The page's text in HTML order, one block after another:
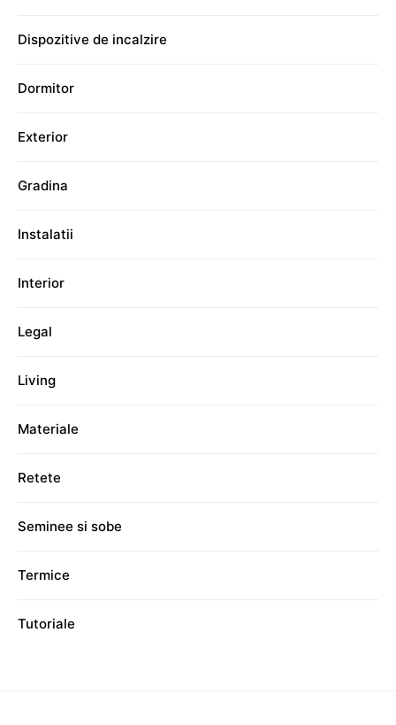
Dispozitive de incalzire
Dormitor
Exterior
Gradina
Instalatii
Interior
Legal
Living
Materiale
Retete
Seminee si sobe
Termice
Tutoriale